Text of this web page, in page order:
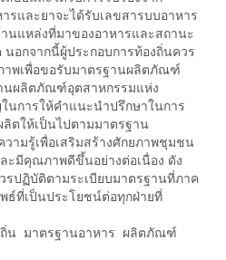
รและยาจะได้รับเลขสารบบอาหาร
นแหล่งที่มาของอาหารและสถานะ
อกจากนี้ผู้ประกอบการท้องถิ่นควร
พเพื่อขอรับมาตรฐานผลิตภัณฑ์
นผลิตภัณฑ์อุตสาหกรรมแห่ง
นการให้คำแนะนำปรึกษาในการ
ตให้เป็นไปตามมาตรฐาน
มรู้เพื่อเสริมสร้างศักยภาพชุมชน
ะมีคุณภาพดีขึ้นอย่างต่อเนื่อง ดัง
รปฏิบัติตามระเบียบมาตรฐานที่ภาค
ธ์ที่เป็นประโยชน์ต่อทุกฝ่ายที่
ถิ่น มาตรฐานอาหาร ผลิตภัณฑ์